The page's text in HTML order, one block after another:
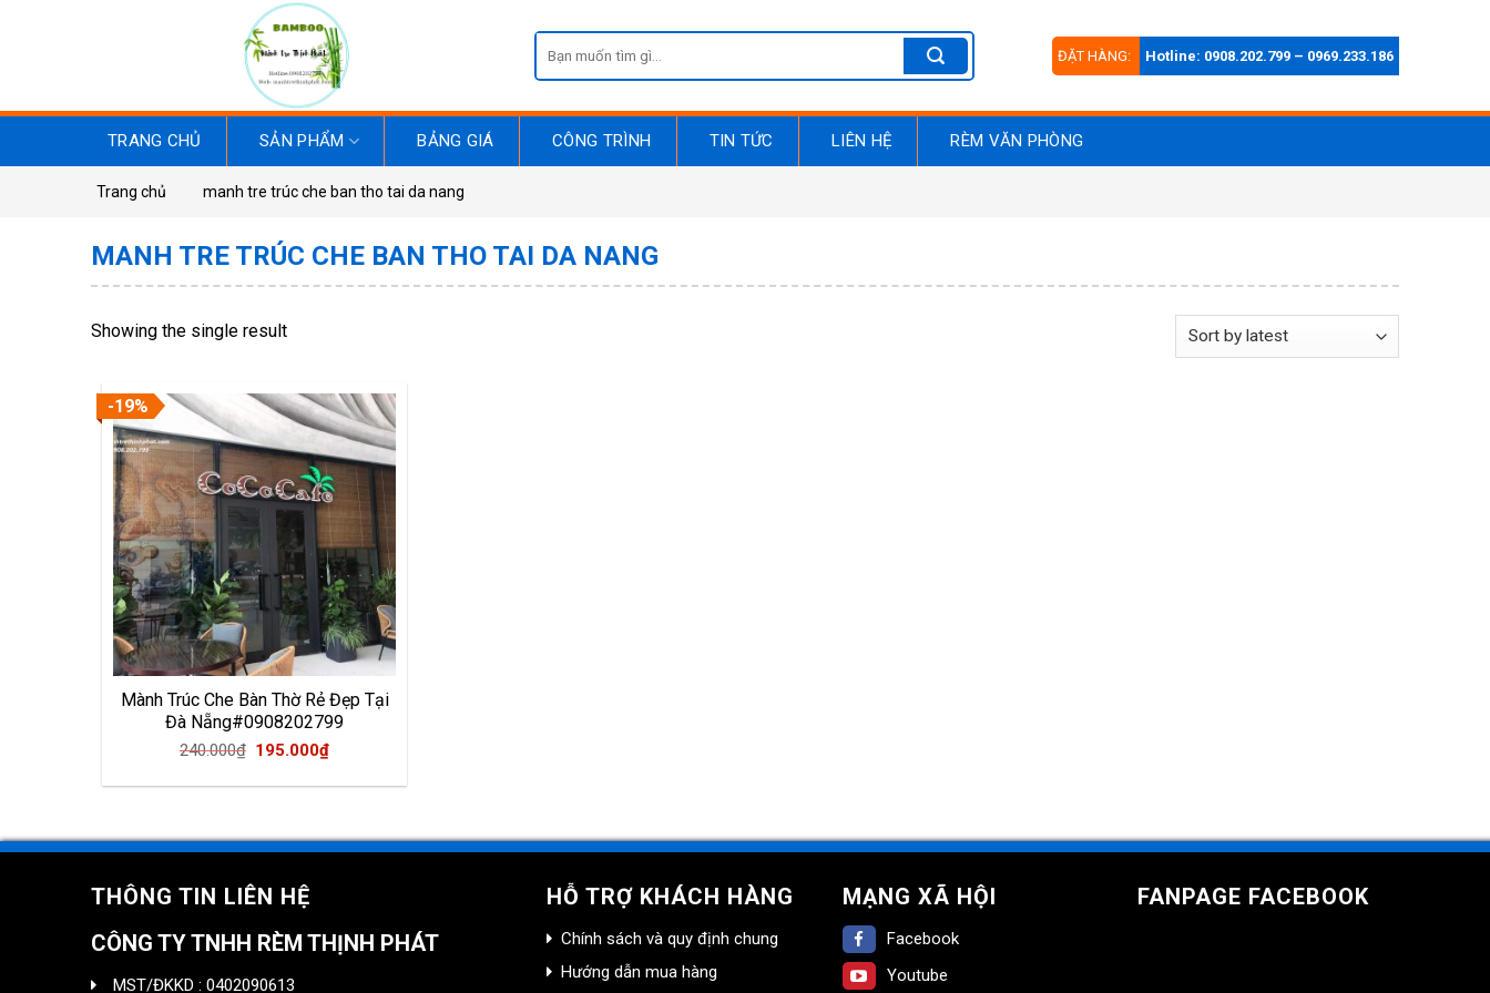
for:
ĐẶT HÀNG: Hotline: 0908.202.799 – 0969.233.186
TRANG CHỦ SẢN PHẨM BẢNG GIÁ CÔNG TRÌNH TIN TỨC LIÊN HỆ RÈM VĂN PHÒNG
Trang chủ manh tre trúc che ban tho tai da nang
MANH TRE TRÚC CHE BAN THO TAI DA NANG
Showing the single result
-19%
Mành Trúc Che Bàn Thờ Rẻ Đẹp Tại
Đà Nẵng#0908202799
240.000₫ Original
195.000₫Current
THÔNG TIN LIÊN HỆ
CÔNG TY TNHH RÈM THỊNH PHÁT
MST/ĐKKD : 0402090613
HỖ TRỢ KHÁCH HÀNG
Chính sách và quy định chung
Hướng dẫn mua hàng
MẠNG XÃ HỘI
Facebook
Youtube
FANPAGE FACEBOOK